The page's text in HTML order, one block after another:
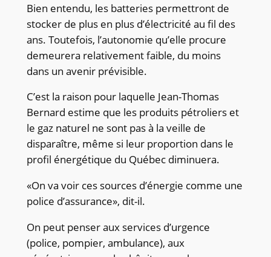
Bien entendu, les batteries permettront de
stocker de plus en plus d’électricité au fil des
ans. Toutefois, l’autonomie qu’elle procure
demeurera relativement faible, du moins
dans un avenir prévisible.
C’est la raison pour laquelle Jean-Thomas
Bernard estime que les produits pétroliers et
le gaz naturel ne sont pas à la veille de
disparaître, même si leur proportion dans le
profil énergétique du Québec diminuera.
«On va voir ces sources d’énergie comme une
police d’assurance», dit-il.
On peut penser aux services d’urgence
(police, pompier, ambulance), aux